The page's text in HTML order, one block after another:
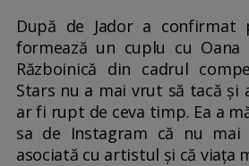
După de Jador a confirmat
formează un cuplu cu Oana
Războinică din cadrul
Stars nu a mai vrut să tacă și
ar fi rupt de ceva timp. Ea a
sa de Instagram că nu mai
asociată cu artistul și că viața